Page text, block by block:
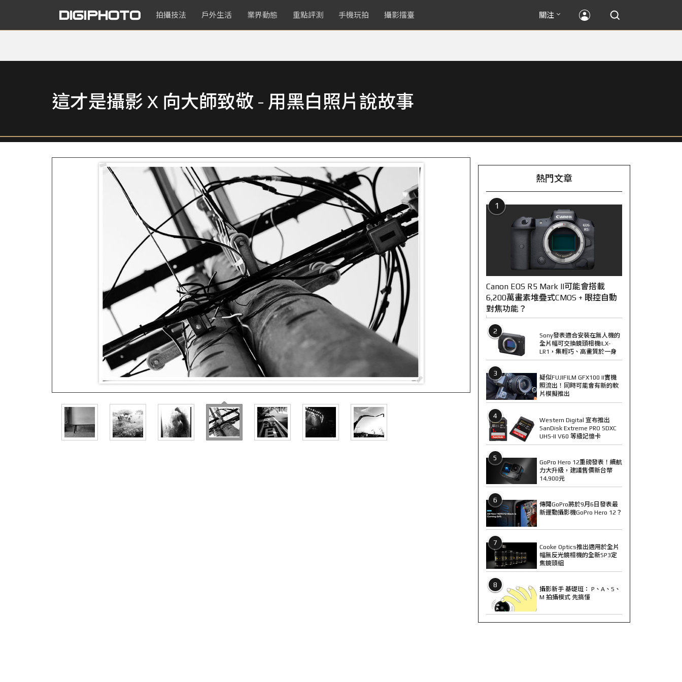
拍攝技法 戶外生活 業界動態 重點評測 手機玩拍 攝影擂臺 關注
這才是攝影 X 向大師致敬 - 用黑白照片說故事
熱門文章
1
Canon EOS R5 Mark II可能會搭載
6,200萬畫素堆疊式CMOS + 眼控自動
對焦功能？
2
Sony發表適合安裝在無人機的
全片幅可交換鏡頭相機ILX-
LR1，集輕巧、高畫質於一身
3
疑似FUJIFILM GFX100 II實機
照流出！同時可能會有新的軟
片模擬推出
4
Western Digital 宣布推出
SanDisk Extreme PRO SDXC
UHS-II V60 等級記憶卡
5
GoPro Hero 12重磅發表！續航
力大升級，建議售價新台幣
14,900元
6
傳聞GoPro將於9月6日發表最
新運動攝影機GoPro Hero 12？
7
Cooke Optics推出適用於全片
幅無反光鏡相機的全新SP3定
焦鏡頭組
8
攝影新手 基礎班： P、A、S、
M 拍攝模式 先搞懂